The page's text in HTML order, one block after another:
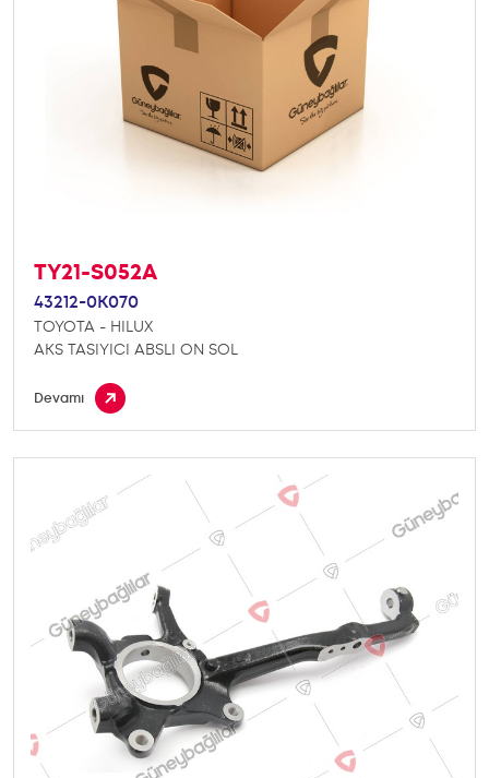
TY21-S052A
43212-0K070
TOYOTA - HILUX
AKS TASIYICI ABSLI ON SOL
Devamı